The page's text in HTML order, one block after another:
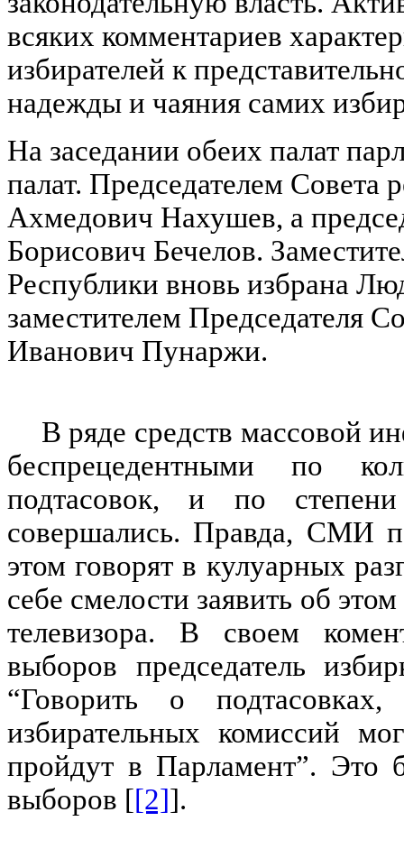
всяких комментариев
избирателей к
надежды и чаяния самих
На заседании обеих палат
палат. Председателем Совета
Ахмедович Нахушев, а
Борисович Бечелов.
Республики вновь избрана
заместителем Председателя
Иванович Пунаржи.
В ряде средств массовой
беспрецедентными по
подтасовок, и по
совершались. Правда, СМИ
этом говорят в кулуарных
себе смелости заявить об
телевизора. В своем
выборов председатель
“Говорить о
избирательных комиссий
пройдут в Парламент”. Это
выборов [[2]].